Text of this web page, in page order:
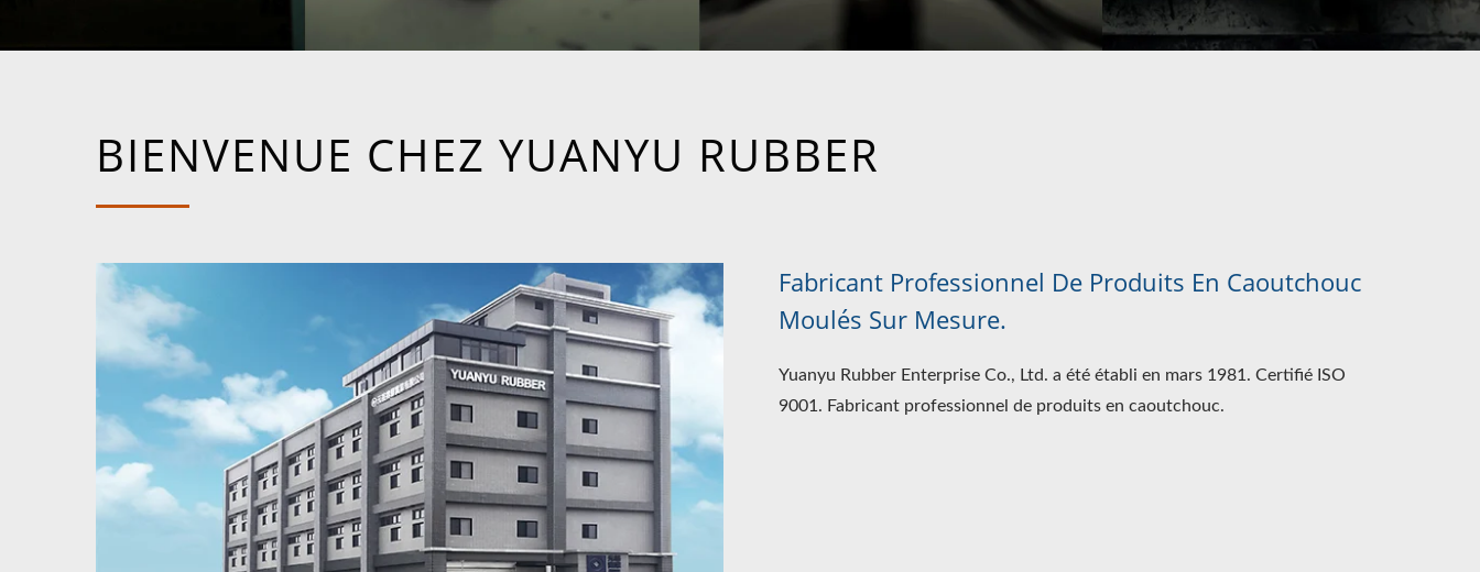
BIENVENUE CHEZ YUANYU RUBBER
Fabricant Professionnel De Produits En Caoutchouc
Moulés Sur Mesure.
Yuanyu Rubber Enterprise Co., Ltd. a été établi en mars 1981. Certifié ISO
9001. Fabricant professionnel de produits en caoutchouc.